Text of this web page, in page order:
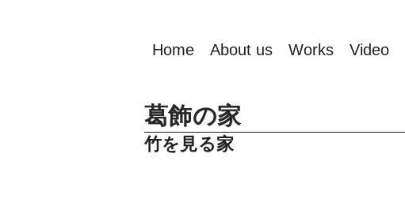
Home About us Works Video
葛飾の家
竹を見る家